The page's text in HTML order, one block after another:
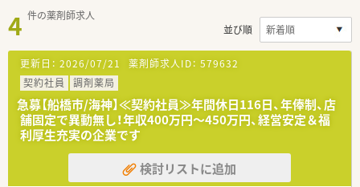
4 件の薬剤師求人
並び順
更新日： 2026/07/21 薬剤師求人ID： 579632
契約社員
調剤薬局
急募【船橋市/海神】≪契約社員≫年間休日116日、年俸制、店
舗固定で異動無し！年収400万円～450万円、経営安定＆福
利厚生充実の企業です
検討リストに追加